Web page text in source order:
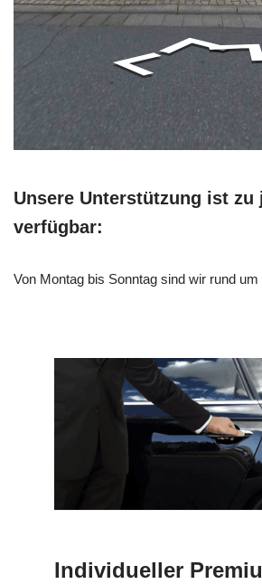
Unsere Unterstützung ist zu
verfügbar:
Von Montag bis Sonntag sind wir rund
Individueller